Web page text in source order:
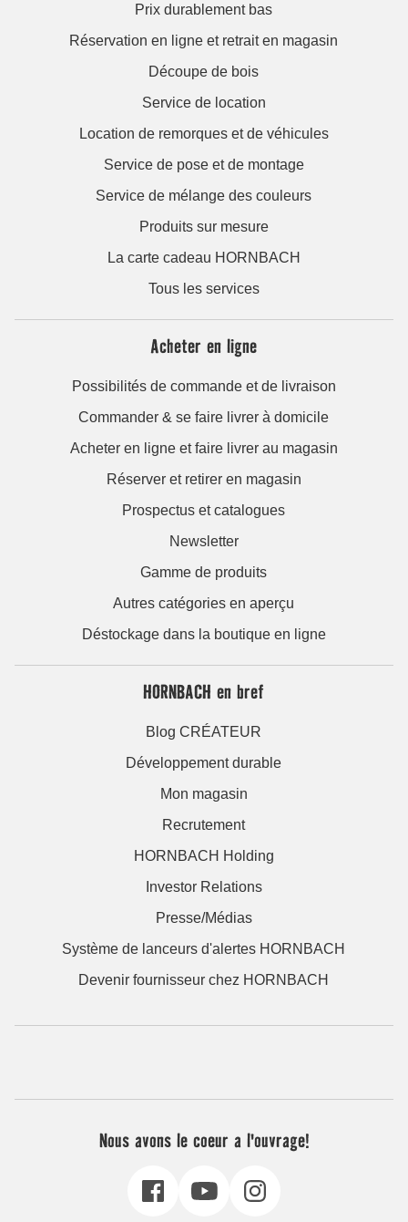
Prix durablement bas
Réservation en ligne et retrait en magasin
Découpe de bois
Service de location
Location de remorques et de véhicules
Service de pose et de montage
Service de mélange des couleurs
Produits sur mesure
La carte cadeau HORNBACH
Tous les services
Acheter en ligne
Possibilités de commande et de livraison
Commander & se faire livrer à domicile
Acheter en ligne et faire livrer au magasin
Réserver et retirer en magasin
Prospectus et catalogues
Newsletter
Gamme de produits
Autres catégories en aperçu
Déstockage dans la boutique en ligne
HORNBACH en bref
Blog CRÉATEUR
Développement durable
Mon magasin
Recrutement
HORNBACH Holding
Investor Relations
Presse/Médias
Système de lanceurs d'alertes HORNBACH
Devenir fournisseur chez HORNBACH
Nous avons le coeur a l'ouvrage!